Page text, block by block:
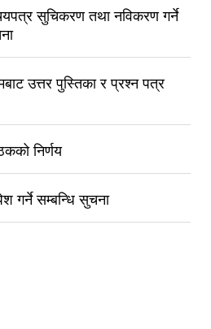
सुचिकरण तथा नविकरण गर्ने
उत्तर पुस्तिका र प्रश्न पत्र
निर्णय
गर्ने सम्बन्धि सुचना